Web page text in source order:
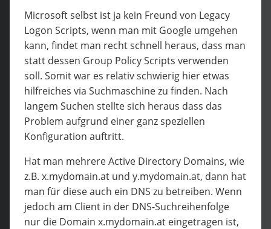
Microsoft selbst ist ja kein Freund von Legacy
Logon Scripts, wenn man mit Google umgehen
kann, findet man recht schnell heraus, dass man
statt dessen Group Policy Scripts verwenden
soll. Somit war es relativ schwierig hier etwas
hilfreiches via Suchmaschine zu finden. Nach
langem Suchen stellte sich heraus dass das
Problem aufgrund einer ganz speziellen
Konfiguration auftritt.
Hat man mehrere Active Directory Domains, wie
z.B. x.mydomain.at und y.mydomain.at, dann hat
man für diese auch ein DNS zu betreiben. Wenn
jedoch am Client in der DNS-Suchreihenfolge
nur die Domain x.mydomain.at eingetragen ist,